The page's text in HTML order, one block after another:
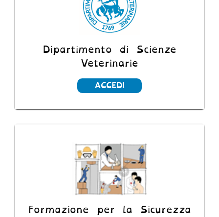
Dipartimento di Scienze
Veterinarie
ACCEDI
Formazione per la Sicurezza